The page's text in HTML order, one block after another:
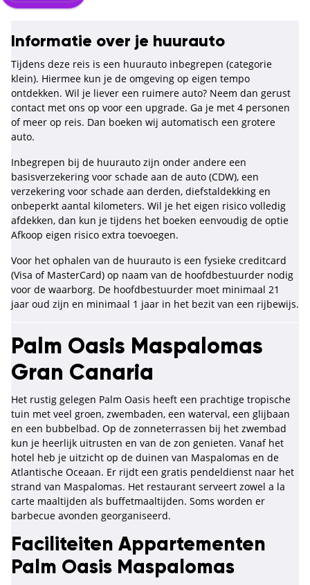
Informatie over je huurauto
Tijdens deze reis is een huurauto inbegrepen (categorie
klein). Hiermee kun je de omgeving op eigen tempo
ontdekken. Wil je liever een ruimere auto? Neem dan gerust
contact met ons op voor een upgrade. Ga je met 4 personen
of meer op reis. Dan boeken wij automatisch een grotere
auto.
Inbegrepen bij de huurauto zijn onder andere een
basisverzekering voor schade aan de auto (CDW), een
verzekering voor schade aan derden, diefstaldekking en
onbeperkt aantal kilometers. Wil je het eigen risico volledig
afdekken, dan kun je tijdens het boeken eenvoudig de optie
Afkoop eigen risico extra toevoegen.
Voor het ophalen van de huurauto is een fysieke creditcard
(Visa of MasterCard) op naam van de hoofdbestuurder nodig
voor de waarborg. De hoofdbestuurder moet minimaal 21
jaar oud zijn en minimaal 1 jaar in het bezit van een rijbewijs.
Palm Oasis Maspalomas
Gran Canaria
Het rustig gelegen Palm Oasis heeft een prachtige tropische
tuin met veel groen, zwembaden, een waterval, een glijbaan
en een bubbelbad. Op de zonneterrassen bij het zwembad
kun je heerlijk uitrusten en van de zon genieten. Vanaf het
hotel heb je uitzicht op de duinen van Maspalomas en de
Atlantische Oceaan. Er rijdt een gratis pendeldienst naar het
strand van Maspalomas. Het restaurant serveert zowel a la
carte maaltijden als buffetmaaltijden. Soms worden er
barbecue avonden georganiseerd.
Faciliteiten Appartementen
Palm Oasis Maspalomas